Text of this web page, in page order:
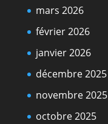
mars 2026
février 2026
janvier 2026
décembre 2025
novembre 2025
octobre 2025